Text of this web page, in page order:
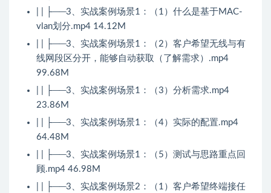
| | ├──3、实战案例场景1：（1）什么是基于MAC-
vlan划分.mp4 14.12M
| | ├──3、实战案例场景1：（2）客户希望无线与有
线网段区分开，能够自动获取（了解需求）.mp4
99.68M
| | ├──3、实战案例场景1：（3）分析需求.mp4
23.86M
| | ├──3、实战案例场景1：（4）实际的配置.mp4
64.48M
| | ├──3、实战案例场景1：（5）测试与思路重点回
顾.mp4 46.98M
| | ├──3、实战案例场景2：（1）客户希望终端接任